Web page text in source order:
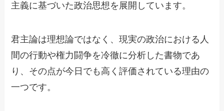
主義に基づいた政治思想を展開しています。
君主論は理想論ではなく、現実の政治における人
間の行動や権力闘争を冷徹に分析した書物であ
り、その点が今日でも高く評価されている理由の
一つです。